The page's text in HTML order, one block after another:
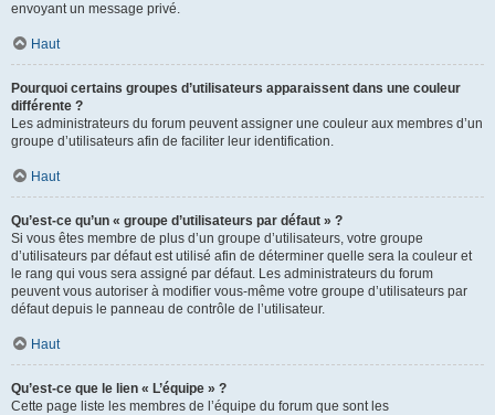
envoyant un message privé.
Haut
Pourquoi certains groupes d’utilisateurs apparaissent dans une couleur
différente ?
Les administrateurs du forum peuvent assigner une couleur aux membres d’un
groupe d’utilisateurs afin de faciliter leur identification.
Haut
Qu’est-ce qu’un « groupe d’utilisateurs par défaut » ?
Si vous êtes membre de plus d’un groupe d’utilisateurs, votre groupe
d’utilisateurs par défaut est utilisé afin de déterminer quelle sera la couleur et
le rang qui vous sera assigné par défaut. Les administrateurs du forum
peuvent vous autoriser à modifier vous-même votre groupe d’utilisateurs par
défaut depuis le panneau de contrôle de l’utilisateur.
Haut
Qu’est-ce que le lien « L’équipe » ?
Cette page liste les membres de l’équipe du forum que sont les